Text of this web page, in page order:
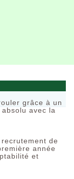
grâce à un
avec la
de
année
et